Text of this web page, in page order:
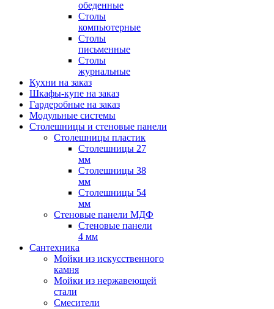
обеденные
Столы
компьютерные
Столы
письменные
Столы
журнальные
Кухни на заказ
Шкафы-купе на заказ
Гардеробные на заказ
Модульные системы
Столешницы и стеновые панели
Столешницы пластик
Столешницы 27
мм
Столешницы 38
мм
Столешницы 54
мм
Стеновые панели МДФ
Стеновые панели
4 мм
Сантехника
Мойки из искусственного
камня
Мойки из нержавеющей
стали
Смесители